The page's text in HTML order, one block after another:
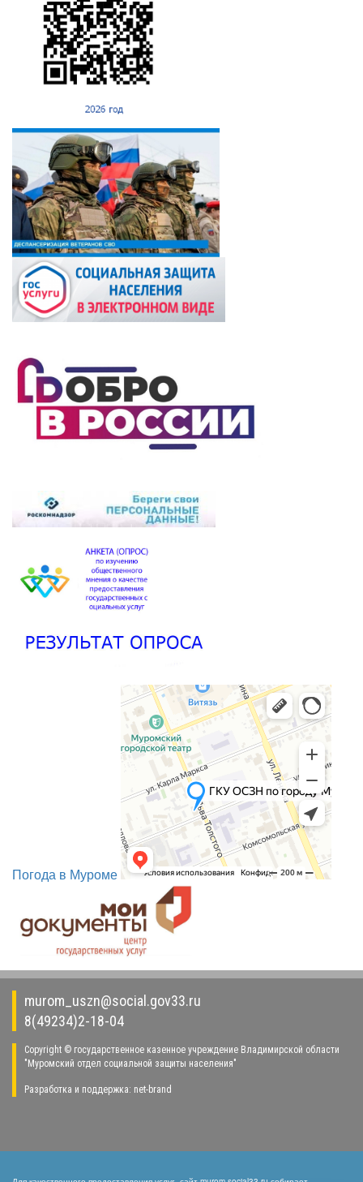
Погода в Муроме
murom_uszn@social.gov33.ru
8(49234)2-18-04
Copyright © государственное казенное учреждение Владимирской области
"Муромский отдел социальной защиты населения"
Разработка и поддержка: net-brand